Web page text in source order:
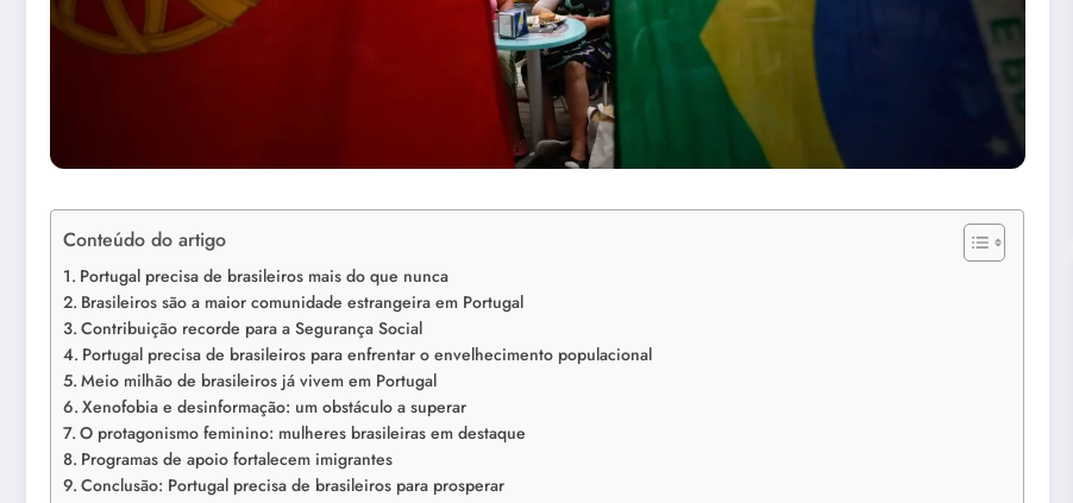
Conteúdo do artigo
Portugal precisa de brasileiros mais do que nunca
Brasileiros são a maior comunidade estrangeira em Portugal
Contribuição recorde para a Segurança Social
Portugal precisa de brasileiros para enfrentar o envelhecimento populacional
Meio milhão de brasileiros já vivem em Portugal
Xenofobia e desinformação: um obstáculo a superar
O protagonismo feminino: mulheres brasileiras em destaque
Programas de apoio fortalecem imigrantes
Conclusão: Portugal precisa de brasileiros para prosperar